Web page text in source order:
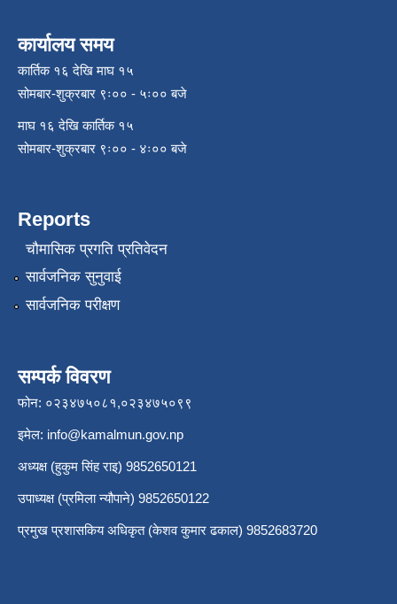
कार्यालय समय
कार्तिक १६ देखि माघ १५
सोमबार-शुक्रबार ९ः०० - ५ः०० बजे
माघ १६ देखि कार्तिक १५
सोमबार-शुक्रबार ९ः०० - ४ः०० बजे
Reports
चौमासिक प्रगति प्रतिवेदन
सार्वजनिक सुनुवाई
सार्वजनिक परीक्षण
सम्पर्क विवरण
फोन: ०२३४७५०८१,०२३४७५०९९
इमेल: info@kamalmun.gov.np
अध्यक्ष (हुकुम सिंह राइ) 9852650121
उपाध्यक्ष (प्रमिला न्यौपाने) 9852650122
प्रमुख प्रशासकिय अधिकृत (केशव कुमार ढकाल) 9852683720